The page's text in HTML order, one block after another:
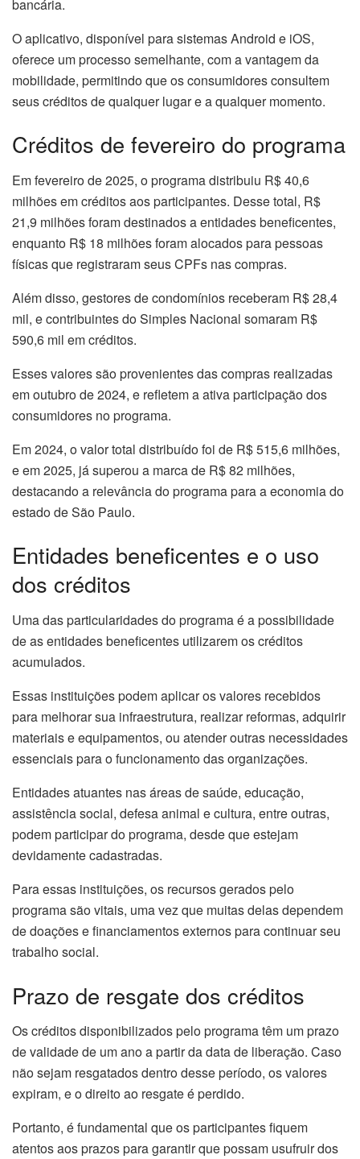
bancária.
O aplicativo, disponível para sistemas Android e iOS,
oferece um processo semelhante, com a vantagem da
mobilidade, permitindo que os consumidores consultem
seus créditos de qualquer lugar e a qualquer momento.
Créditos de fevereiro do programa
Em fevereiro de 2025, o programa distribuiu R$ 40,6
milhões em créditos aos participantes. Desse total, R$
21,9 milhões foram destinados a entidades beneficentes,
enquanto R$ 18 milhões foram alocados para pessoas
físicas que registraram seus CPFs nas compras.
Além disso, gestores de condomínios receberam R$ 28,4
mil, e contribuintes do Simples Nacional somaram R$
590,6 mil em créditos.
Esses valores são provenientes das compras realizadas
em outubro de 2024, e refletem a ativa participação dos
consumidores no programa.
Em 2024, o valor total distribuído foi de R$ 515,6 milhões,
e em 2025, já superou a marca de R$ 82 milhões,
destacando a relevância do programa para a economia do
estado de São Paulo.
Entidades beneficentes e o uso
dos créditos
Uma das particularidades do programa é a possibilidade
de as entidades beneficentes utilizarem os créditos
acumulados.
Essas instituições podem aplicar os valores recebidos
para melhorar sua infraestrutura, realizar reformas, adquirir
materiais e equipamentos, ou atender outras necessidades
essenciais para o funcionamento das organizações.
Entidades atuantes nas áreas de saúde, educação,
assistência social, defesa animal e cultura, entre outras,
podem participar do programa, desde que estejam
devidamente cadastradas.
Para essas instituições, os recursos gerados pelo
programa são vitais, uma vez que muitas delas dependem
de doações e financiamentos externos para continuar seu
trabalho social.
Prazo de resgate dos créditos
Os créditos disponibilizados pelo programa têm um prazo
de validade de um ano a partir da data de liberação. Caso
não sejam resgatados dentro desse período, os valores
expiram, e o direito ao resgate é perdido.
Portanto, é fundamental que os participantes fiquem
atentos aos prazos para garantir que possam usufruir dos